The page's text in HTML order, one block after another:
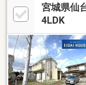
宮城県仙
4LDK